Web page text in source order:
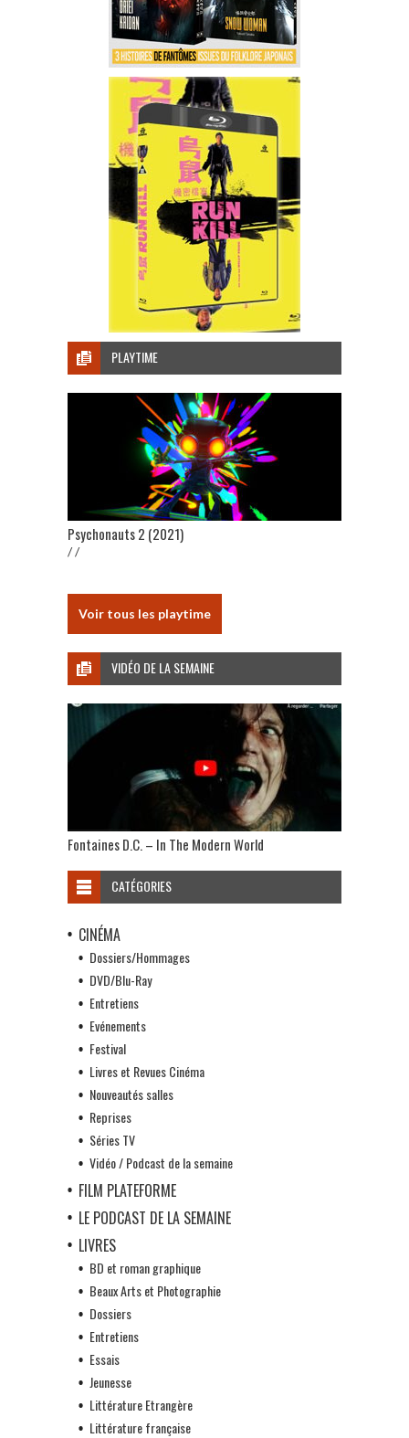
PLAYTIME
Psychonauts 2 (2021)
/ /
Voir tous les playtime
VIDÉO DE LA SEMAINE
Fontaines D.C. – In The Modern World
CATÉGORIES
CINÉMA
Dossiers/Hommages
DVD/Blu-Ray
Entretiens
Evénements
Festival
Livres et Revues Cinéma
Nouveautés salles
Reprises
Séries TV
Vidéo / Podcast de la semaine
FILM PLATEFORME
LE PODCAST DE LA SEMAINE
LIVRES
BD et roman graphique
Beaux Arts et Photographie
Dossiers
Entretiens
Essais
Jeunesse
Littérature Etrangère
Littérature française